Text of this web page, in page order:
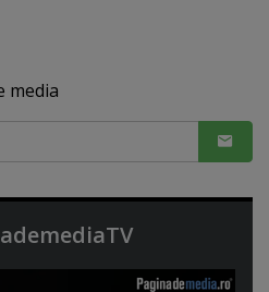
media